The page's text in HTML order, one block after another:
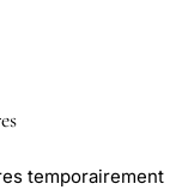
temporairement